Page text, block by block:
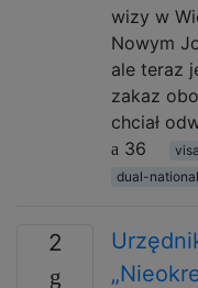
wizy w
Nowym
ale teraz
zakaz
chciał
36
dual-
2